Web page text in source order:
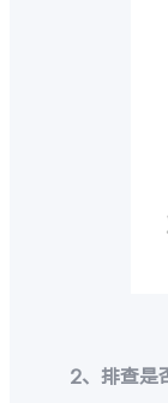
2、排查是